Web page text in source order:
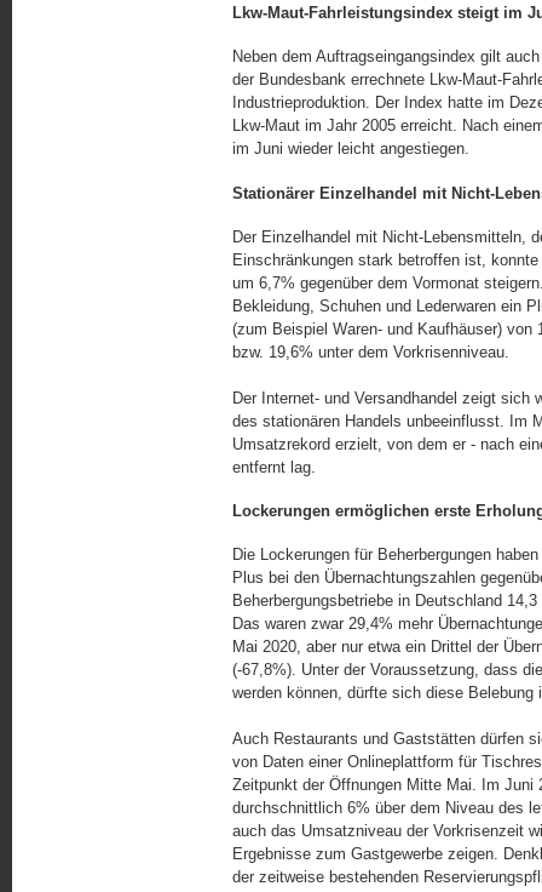
Lkw-Maut-Fahrleistungsindex steigt im
Neben dem Auftragseingangsindex gilt
der Bundesbank errechnete Lkw-Maut-
Industrieproduktion. Der Index hatte im
Lkw-Maut im Jahr 2005 erreicht. Nach
im Juni wieder leicht angestiegen.
Stationärer Einzelhandel mit Nicht-
Der Einzelhandel mit Nicht-Lebensmitteln,
Einschränkungen stark betroffen ist,
um 6,7% gegenüber dem Vormonat
Bekleidung, Schuhen und Lederwaren ein
(zum Beispiel Waren- und Kaufhäuser)
bzw. 19,6% unter dem Vorkrisenniveau.
Der Internet- und Versandhandel zeigt sich
des stationären Handels unbeeinflusst. Im
Umsatzrekord erzielt, von dem er - nach
entfernt lag.
Lockerungen ermöglichen erste
Die Lockerungen für Beherbergungen
Plus bei den Übernachtungszahlen
Beherbergungsbetriebe in Deutschland
Das waren zwar 29,4% mehr
Mai 2020, aber nur etwa ein Drittel der
(-67,8%). Unter der Voraussetzung, dass
werden können, dürfte sich diese
Auch Restaurants und Gaststätten dürfen
von Daten einer Onlineplattform für
Zeitpunkt der Öffnungen Mitte Mai. Im Juni
durchschnittlich 6% über dem Niveau des
auch das Umsatzniveau der Vorkrisenzeit
Ergebnisse zum Gastgewerbe zeigen.
der zeitweise bestehenden